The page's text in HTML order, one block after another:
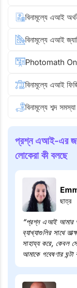
বিনামূল্যে এআই
বিনামূল্যে এআই
Photomath
বিনামূল্যে এআই
বিনামূল্যে শব্দ সমস্যা
প্রশ্ন এআই-এর জন্য
লোকেরা কী বলছে
ছাত্র
“প্রশ্ন এআই আমার
ব্যাখ্যাগুলির সাথে
সাহায্য করে, কেবল
আমাকে গবেষণার